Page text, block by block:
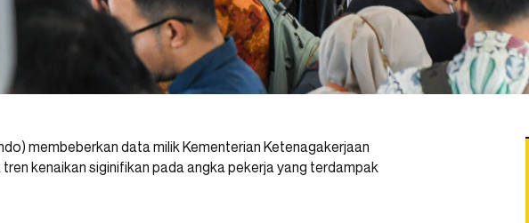
membeberkan data milik Kementerian Ketenagakerjaan
kenaikan siginifikan pada angka pekerja yang terdampak